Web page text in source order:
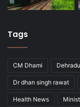
Tags
CM Dhami
Dr dhan singh rawat
Health News